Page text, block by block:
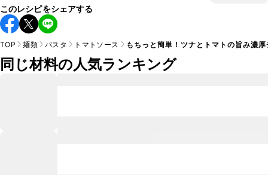
このレシピをシェアする
TOP 麺類 パスタ トマトソース もちっと簡単！ツナとトマトの旨み濃
同じ材料の人気ランキング